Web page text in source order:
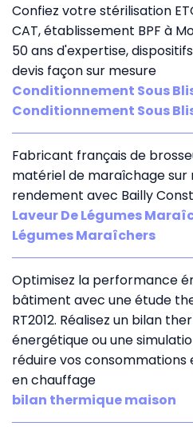
Confiez votre stérilisation
CAT, établissement BPF à
50 ans d'expertise,
devis façon sur mesure
Conditionnement Sous
Conditionnement Sous
Fabricant français de
matériel de maraîchage sur
rendement avec Bailly
Laveur De Légumes
Légumes Maraîchers
Optimisez la performance
bâtiment avec une étude
RT2012. Réalisez un bilan
énergétique ou une
réduire vos
en chauffage
bilan thermique maison